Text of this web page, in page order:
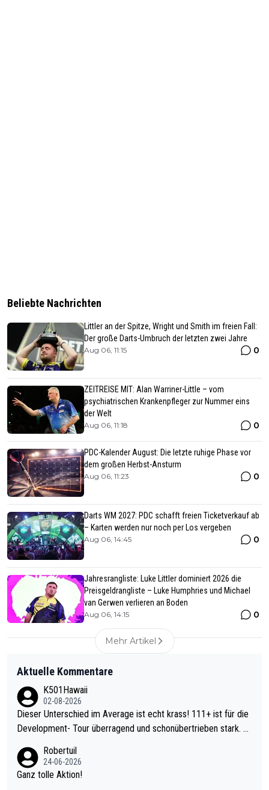
Beliebte Nachrichten
Littler an der Spitze, Wright und Smith im freien Fall:
Der große Darts-Umbruch der letzten zwei Jahre
Aug 06, 11:15 0
ZEITREISE MIT: Alan Warriner-Little – vom
psychiatrischen Krankenpfleger zur Nummer eins
der Welt
Aug 06, 11:18 0
PDC-Kalender August: Die letzte ruhige Phase vor
dem großen Herbst-Ansturm
Aug 06, 11:23 0
Darts WM 2027: PDC schafft freien Ticketverkauf ab
– Karten werden nur noch per Los vergeben
Aug 06, 14:45 0
Jahresrangliste: Luke Littler dominiert 2026 die
Preisgeldrangliste – Luke Humphries und Michael
van Gerwen verlieren an Boden
Aug 06, 14:15 0
Mehr Artikel
Aktuelle Kommentare
K501Hawaii
02-08-2026
Dieser Unterschied im Average ist echt krass! 111+ ist für die
Development- Tour überragend und schonübertrieben stark. U
mal 40+ erst recht. Da gewinnst keinen Blumentopf - ist ja noc
h krasser wie ein Pokalspiel eines Kreisligisten vs einem Bund
Robertuil
24-06-2026
Ganz tolle Aktion!